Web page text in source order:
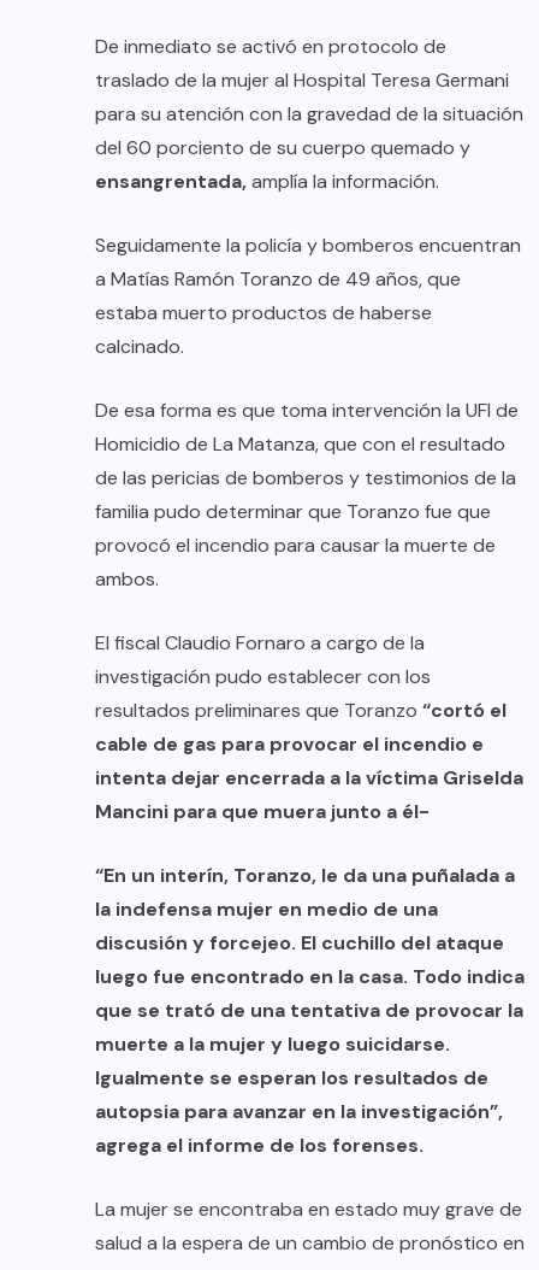
De inmediato se activó en protocolo de
traslado de la mujer al Hospital Teresa Germani
para su atención con la gravedad de la situación
del 60 porciento de su cuerpo quemado y
ensangrentada,amplía la información.
Seguidamente la policía y bomberos encuentran
a Matías Ramón Toranzo de 49 años, que
estaba muerto productos de haberse
calcinado.
De esa forma es que toma intervención la UFI de
Homicidio de La Matanza, que con el resultado
de las pericias de bomberos y testimonios de la
familia pudo determinar que Toranzo fue que
provocó el incendio para causar la muerte de
ambos.
El fiscal Claudio Fornaro a cargo de la
investigación pudo establecer con los
resultados preliminares que Toranzo “cortó el
cable de gas para provocar el incendio e
intenta dejar encerrada a la víctima Griselda
Mancini para que muera junto a él-
“En un interín, Toranzo, le da una puñalada a
la indefensa mujer en medio de una
discusión y forcejeo. El cuchillo del ataque
luego fue encontrado en la casa. Todo indica
que se trató de una tentativa de provocar la
muerte a la mujer y luego suicidarse.
Igualmente se esperan los resultados de
autopsia para avanzar en la investigación”,
agrega el informe de los forenses.
La mujer se encontraba en estado muy grave de
salud a la espera de un cambio de pronóstico en